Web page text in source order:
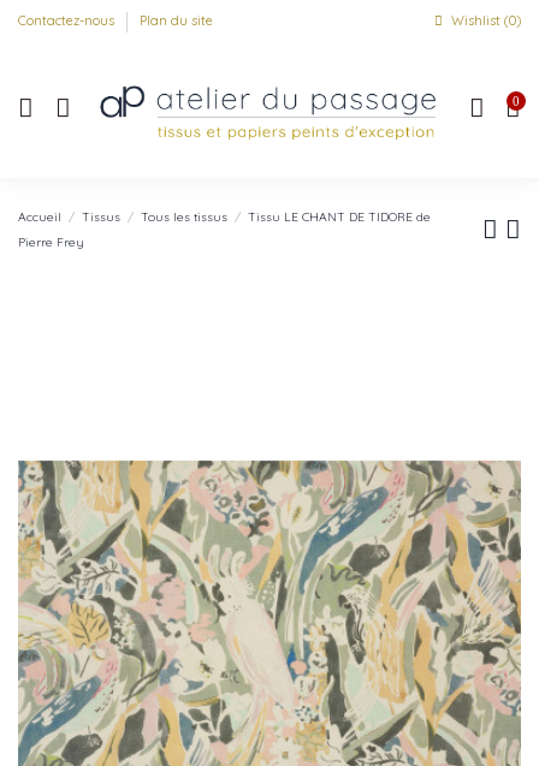
Contactez-nous Plan du site Wishlist (0)
0
Accueil Tissus Tous les tissus
Tissu LE CHANT DE TIDORE de
Pierre Frey